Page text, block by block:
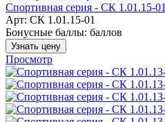
Спортивная серия - СК 1.01.15-01
Арт: СК 1.01.15-01
Бонусные баллы: баллов
Узнать цену
Просмотр